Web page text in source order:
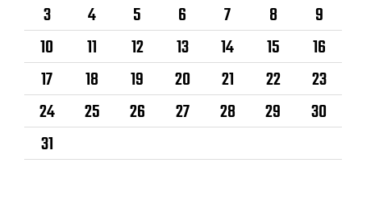
3
4 5 6 7 8
9
10
11 12 13 14 15
16
17
18 19 20 21 22
23
24
25 26 27 28 29
30
31